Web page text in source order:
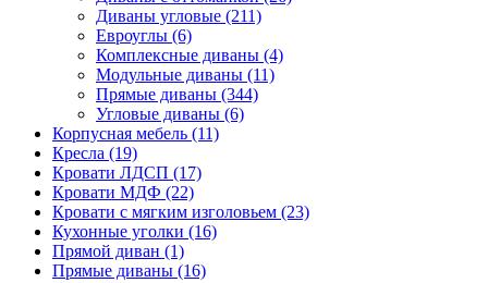
Диваны угловые (211)
Евроуглы (6)
Комплексные диваны (4)
Модульные диваны (11)
Прямые диваны (344)
Угловые диваны (6)
Корпусная мебель (11)
Кресла (19)
Кровати ЛДСП (17)
Кровати МДФ (22)
Кровати с мягким изголовьем (23)
Кухонные уголки (16)
Прямой диван (1)
Прямые диваны (16)